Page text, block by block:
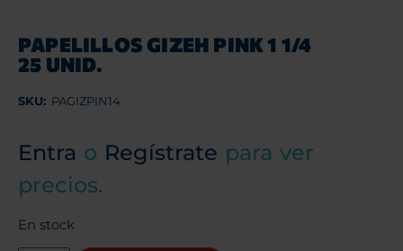
PAPELILLOS GIZEH PINK 1 1/4
25 UNID.
SKU: PAGIZPIN14
Entra o Regístrate para ver
precios.
En stock